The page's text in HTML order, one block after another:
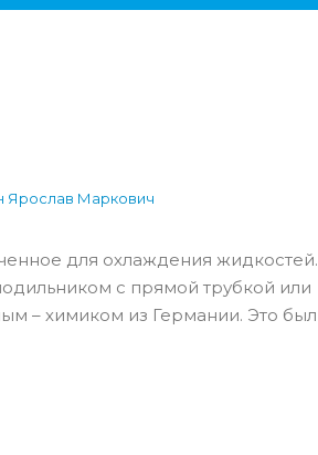
Ярослав Маркович
для охлаждения жидкостей.
с прямой трубкой или
– химиком из Германии. Это был